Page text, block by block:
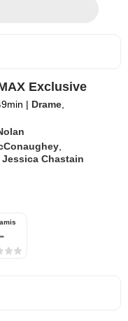
Exclusive
| Drame
,Jessica Chastain